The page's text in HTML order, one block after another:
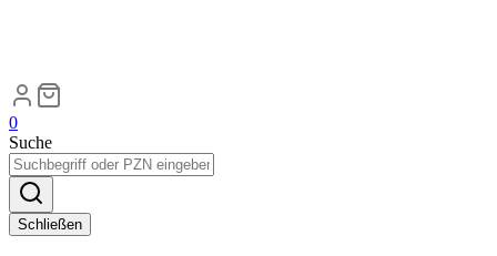
0
Suche
Schließen